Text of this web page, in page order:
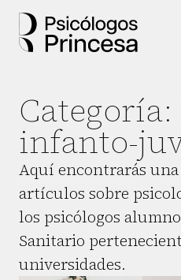
Categoría:
infanto-
Aquí encontrarás
artículos sobre
los psicólogos
Sanitario
universidades.